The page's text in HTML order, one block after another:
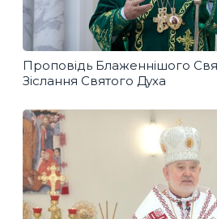
Проповідь Блаженнішого
Зіслання Святого Духа